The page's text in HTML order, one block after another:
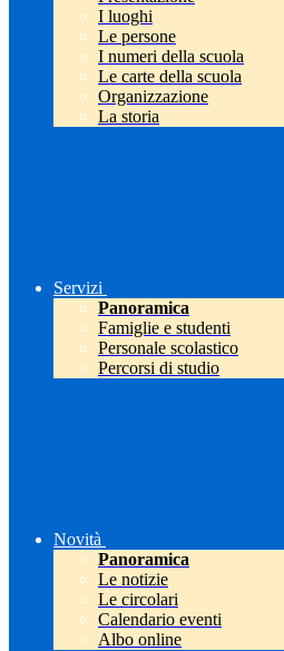
I luoghi
Le persone
I numeri della scuola
Le carte della scuola
Organizzazione
La storia
Servizi
Panoramica
Famiglie e studenti
Personale scolastico
Percorsi di studio
Novità
Panoramica
Le notizie
Le circolari
Calendario eventi
Albo online